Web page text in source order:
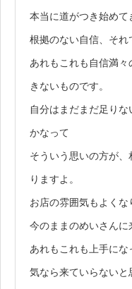
本当に道がつき始めて
根拠のない自信、それ
あれもこれも自信満
きないものです。
自分はまだまだ足り
かなって
そういう思いの方が
りますよ。
お店の雰囲気もよくな
今のままのめいさんに
あれもこれも上手に
気なら来ていらないと